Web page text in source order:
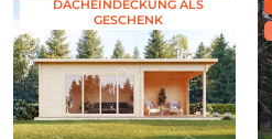
DACHEINDECKUNG ALS
GESCHENK